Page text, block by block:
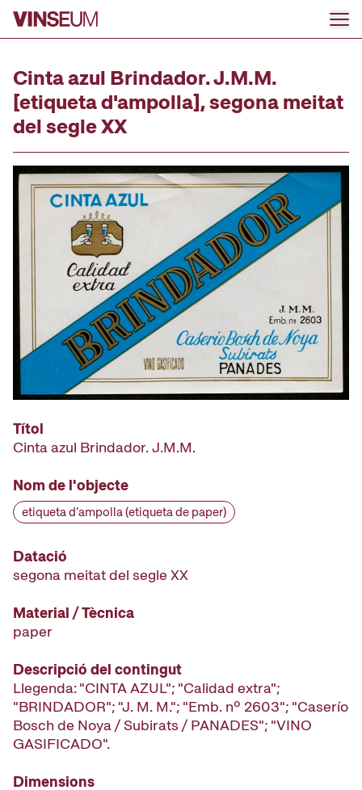
Anar al contingut
Cinta azul Brindador. J.M.M.
[etiqueta d'ampolla], segona meitat
del segle XX
Títol
Cinta azul Brindador. J.M.M.
Nom de l'objecte
etiqueta d'ampolla (etiqueta de paper)
Datació
segona meitat del segle XX
Material / Tècnica
paper
Descripció del contingut
Llegenda: "CINTA AZUL"; "Calidad extra";
"BRINDADOR"; "J. M. M."; "Emb. nº 2603"; "Caserío
Bosch de Noya / Subirats / PANADES"; "VINO
GASIFICADO".
Dimensions